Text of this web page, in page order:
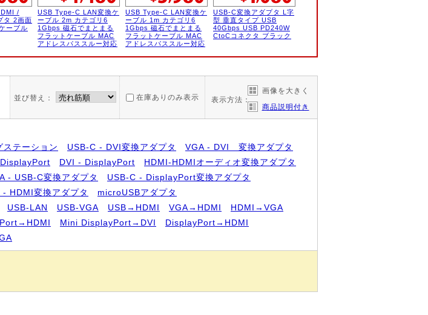
/
タ 2画面
ーブル
USB Type-C LAN変換ケ
ーブル 2m カテゴリ6
1Gbps 磁石でまとまる
フラットケーブル MAC
アドレスパススルー対応
USB Type-C LAN変換ケ
ーブル 1m カテゴリ6
1Gbps 磁石でまとまる
フラットケーブル MAC
アドレスパススルー対応
USB-C変換アダプタ L字
型 垂直タイプ USB
40Gbps USB PD240W
CtoCコネクタ ブラック
並び替え： 在庫ありのみ表示 表示方法：
画像を大きく
商品説明付き
ステーション USB-C - DVI変換アダプタ
VGA - DVI 変換アダプタ
DVI - DisplayPort
HDMI-HDMIオーディオ変換アダプタ
- USB-C変換アダプタ
USB-C - DisplayPort変換アダプタ
- HDMI変換アダプタ
microUSBアダプタ
USB-LAN USB-VGA USB→HDMI VGA→HDMI
HDMI→VGA
Mini DisplayPort→DVI
DisplayPort→HDMI